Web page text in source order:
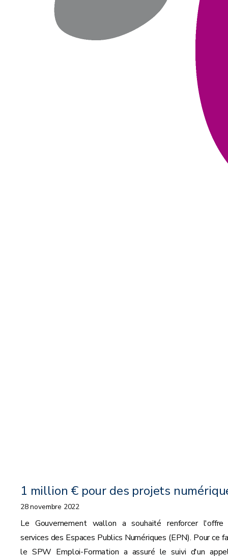
1 million € pour des projets
28 novembre 2022
Le Gouvernement wallon a souhaité renforcer l'offre
services des Espaces Publics Numériques (EPN). Pour ce
le SPW Emploi-Formation a assuré le suivi d'un